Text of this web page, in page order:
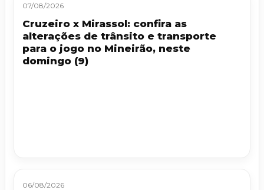
07/08/2026
Cruzeiro x Mirassol: confira as
alterações de trânsito e transporte
para o jogo no Mineirão, neste
domingo (9)
06/08/2026